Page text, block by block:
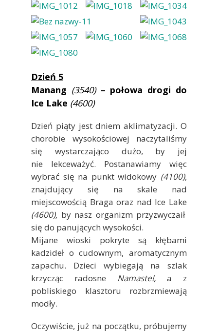
Dzień 5
Manang (3540)– połowa drogi do
Ice Lake (4600)
Dzień piąty jest dniem aklimatyzacji. O
chorobie wysokościowej naczytaliśmy
się wystarczająco dużo, by jej
nie lekceważyć. Postanawiamy więc
wybrać się na punkt widokowy (4100),
znajdujący się na skale nad
miejscowością Braga oraz nad Ice Lake
(4600), by nasz organizm przyzwyczaił
się do panujących wysokości.
Mijane wioski pokryte są kłębami
kadzideł o cudownym, aromatycznym
zapachu. Dzieci wybiegają na szlak
krzycząc radosne Namaste!, a z
pobliskiego klasztoru rozbrzmiewają
modły.
Oczywiście, już na początku, próbujemy